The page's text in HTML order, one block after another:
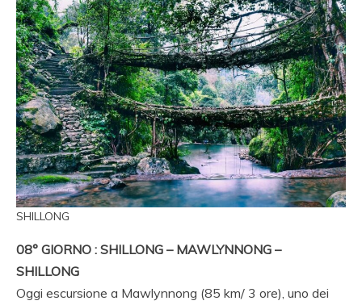
SHILLONG
08° GIORNO : SHILLONG – MAWLYNNONG –
SHILLONG
Oggi escursione a Mawlynnong (85 km/ 3 ore), uno dei